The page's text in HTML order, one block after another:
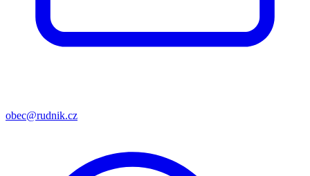
obec@rudnik.cz